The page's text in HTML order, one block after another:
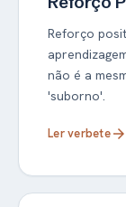
Reforço
não é a
'suborno'.
Ler verbetearrow_forward